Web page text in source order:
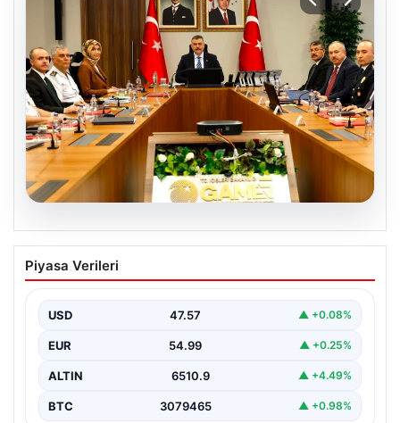
Organize suçla mücadele toplantısı.
İçişleri Bakanı Çiftçi: Hiçbir suç
Piyasa Verileri
USD 47.57 ▲ +0.08%
EUR 54.99 ▲ +0.25%
ALTIN 6510.9 ▲ +4.49%
BTC 3079465 ▲ +0.98%